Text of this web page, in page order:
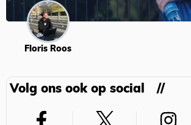
Floris Roos
Volg ons ook op social